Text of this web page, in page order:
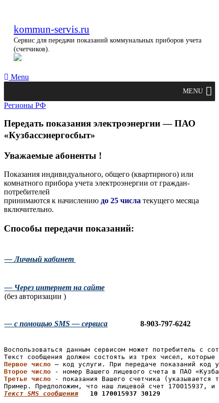
kommun-servis.ru
Сервис для передачи показаний коммунальных приборов учета
(счетчиков).
Menu
MENU
Регионы РФ
Передать показания электроэнергии — ПАО
«Кузбассэнергосбыт»
Уважаемые абоненты !
Показания индивидуального, общего (квартирного) или
комнатного прибора учета электроэнергии от граждан-
потребителей
принимаются к начислению до 25 числа текущего месяца
включительно.
Способы передачи показаний:
— Личный кабинет
— Через интернет на сайте
(без авторизации )
— с помощью SMS — сервиса 8-903-797-6242
Воспользоваться данным сервисом может потребитель с
Первое число – код услуги. При передаче показаний код
Второе число
Третье число - показания Вашего счетчика (указывается
Текст SMS сообщения